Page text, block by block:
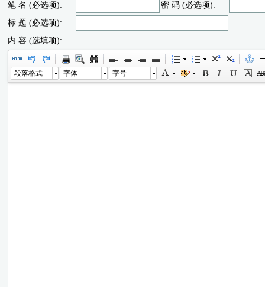
笔 名 (必选项):
密 码 (必选项):
标 题 (必选项):
内 容 (选填项):
段落格式 字体 字号